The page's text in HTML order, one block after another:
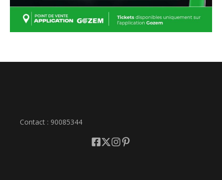
Contact : 90085344